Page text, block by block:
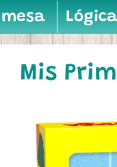
Lógica
Mis